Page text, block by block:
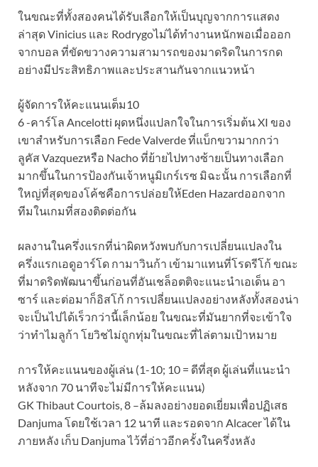
ในขณะที่ทั้งสองคนได้รับเลือกให้เป็นบุญจากการแสดง
ล่าสุด Vinicius และ Rodrygoไม่ได้ทำงานหนักพอเมื่อออก
จากบอล ที่ขัดขวางความสามารถของมาดริดในการกด
อย่างมีประสิทธิภาพและประสานกันจากแนวหน้า
ผู้จัดการให้คะแนนเต็ม10
6 -คาร์โล Ancelotti ผุดหนึ่งแปลกใจในการเริ่มต้น XI ของ
เขาสำหรับการเลือก Fede Valverde ที่แบ็กขวามากกว่า
ลูคัส Vazquezหรือ Nacho ที่ย้ายไปทางซ้ายเป็นทางเลือก
มากขึ้นในการป้องกันเจ้าหนูมิเกร์เรซ มิฉะนั้น การเลือกที่
ใหญ่ที่สุดของโค้ชคือการปล่อยให้Eden Hazardออกจาก
ทีมในเกมที่สองติดต่อกัน
ผลงานในครึ่งแรกที่น่าผิดหวังพบกับการเปลี่ยนแปลงใน
ครึ่งแรกเอดูอาร์โด กามาวินก้า เข้ามาแทนที่โรดรีโก้ ขณะ
ที่มาดริดพัฒนาขึ้นก่อนที่อันเชล็อตติจะแนะนำเอเด็น อา
ซาร์ และต่อมาก็อิสโก้ การเปลี่ยนแปลงอย่างหลังทั้งสองน่า
จะเป็นไปได้เร็วกว่านี้เล็กน้อย ในขณะที่มันยากที่จะเข้าใจ
ว่าทำไมลูก้า โยวิชไม่ถูกทุ่มในขณะที่ไล่ตามเป้าหมาย
การให้คะแนนของผู้เล่น (1-10; 10 = ดีที่สุด ผู้เล่นที่แนะนำ
หลังจาก 70 นาทีจะไม่มีการให้คะแนน)
GK Thibaut Courtois, 8 –ล้มลงอย่างยอดเยี่ยมเพื่อปฏิเสธ
Danjuma โดยใช้เวลา 12 นาที และรอดจาก Alcacer ได้ใน
ภายหลัง เก็บ Danjuma ไว้ที่อ่าวอีกครั้งในครึ่งหลัง